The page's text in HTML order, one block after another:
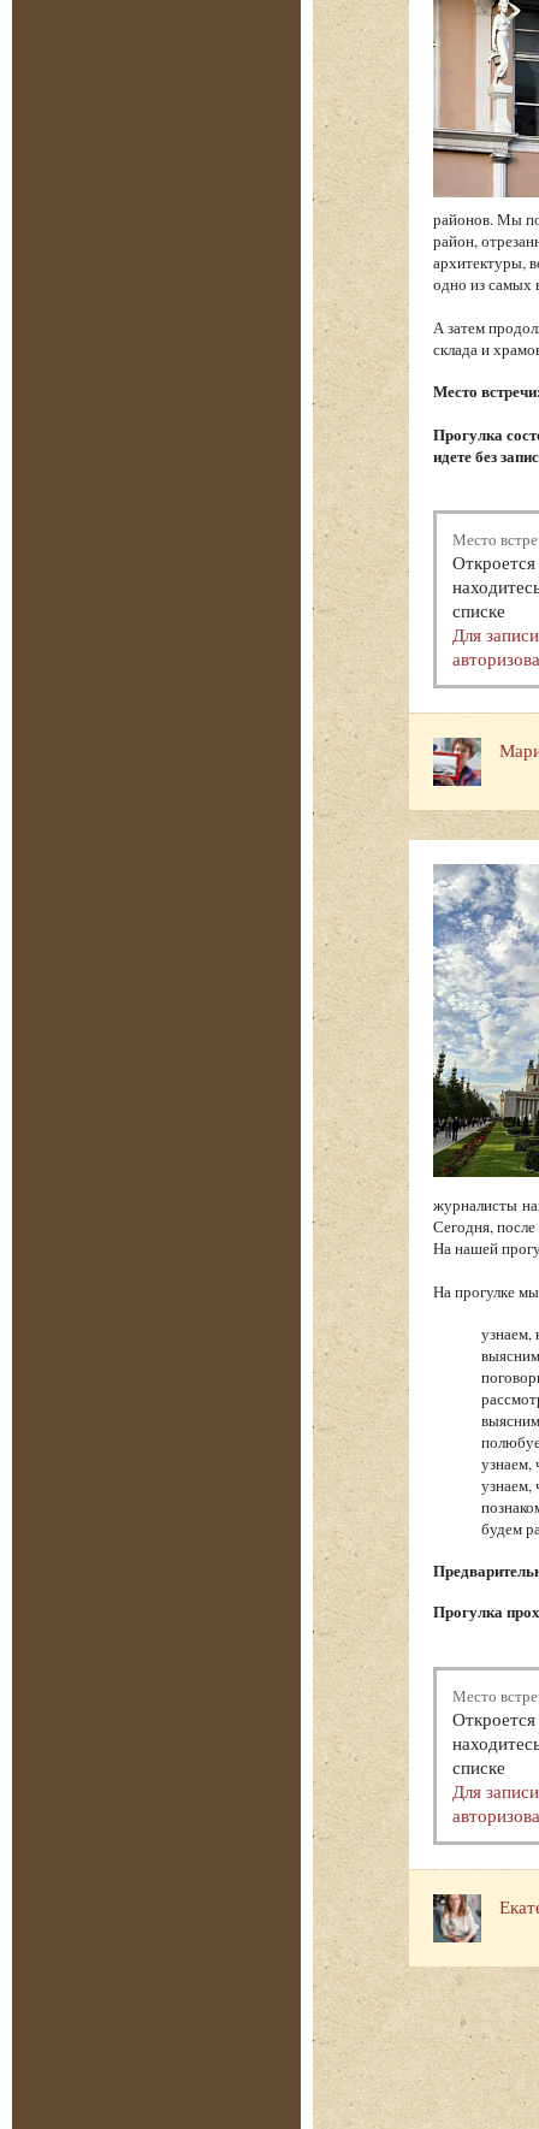
районов. Мы
район,
архитектуры,
одно из самых
А затем
склада и
Место
Прогулка
идете без
Место
списке
Для
журналисты
Сегодня,
На нашей
На прогулке
узнаем,
узнаем,
будем
Прогулка
Место
списке
Для